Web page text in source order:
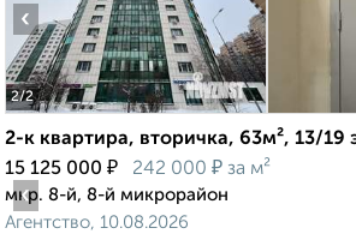
2/2
‹
2-к квартира, вторичка, 63м², 13/19
15 125 000 ₽ 242 000 ₽ за м²
мкр. 8-й, 8-й микрорайон
Агентство, 10.08.2026
‹